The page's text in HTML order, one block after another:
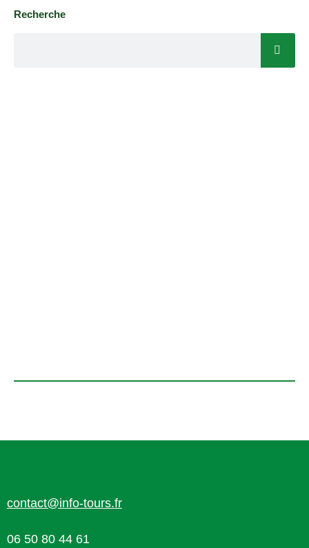
Recherche
contact@info-tours.fr
06 50 80 44 61